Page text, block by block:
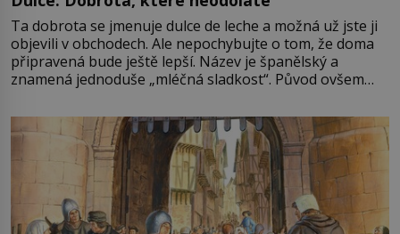
Ta dobrota se jmenuje dulce de leche a možná už jste ji
objevili v obchodech. Ale nepochybujte o tom, že doma
připravená bude ještě lepší. Název je španělský a
znamená jednoduše „mléčná sladkost“. Původ ovšem
pře hned několik latinskoamerických zemí a k tomu
Francie, kde se traduje,